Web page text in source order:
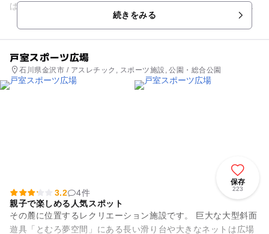
ばれている「柳田植物公園」。各種植物園、お祭り広場、パッ
続きをみる
戸室スポーツ広場
石川県金沢市 / アスレチック, スポーツ施設, 公園・総合公園
保存
223
3.2
4件
親子で楽しめる人気スポット
その麓に位置するレクリエーション施設です。 巨大な大型斜面
遊具「とむろ夢空間」にある長い滑り台や大きなネットは広場